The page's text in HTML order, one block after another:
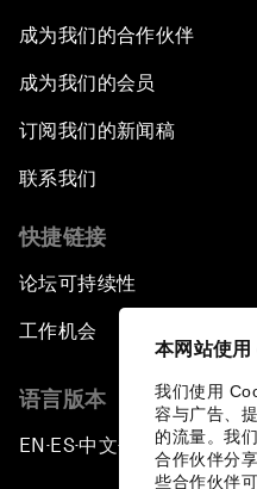
本网站使
我们使用
容与广告、
的流量。我
合作伙伴分
些合作伙伴
成为我们的合作伙伴
成为我们的会员
订阅我们的新闻稿
联系我们
快捷链接
论坛可持续性
工作机会
语言版本
EN ▪ES▪中文▪ 日本語